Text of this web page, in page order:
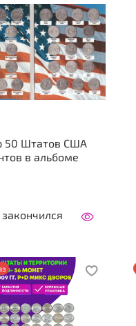
50 Штатов США
в альбоме